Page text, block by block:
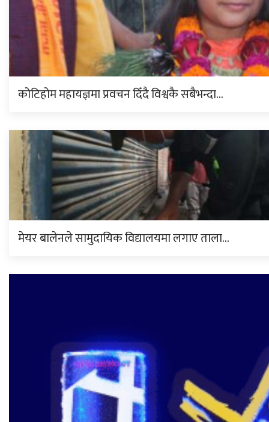
कोटिहोम महायज्ञमा प्रवचन दिँदै विश्वकै सबैभन्दा…
मेयर बालेनले सामुदायिक विद्यालयमा लगाए ताला…